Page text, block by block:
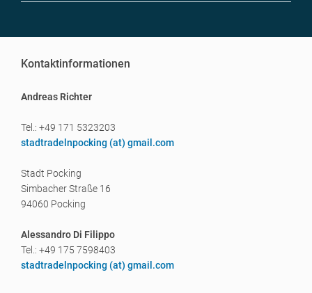
Kontaktinformationen
Andreas Richter
Tel.: +49 171 5323203
stadtradelnpocking (at) gmail.com
Stadt Pocking
Simbacher Straße 16
94060 Pocking
Alessandro Di Filippo
Tel.: +49 175 7598403
stadtradelnpocking (at) gmail.com